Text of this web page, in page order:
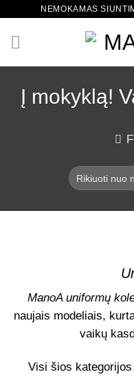
NEMOKAMAS
Į mokyklą!
ManoA uniformų
naujais modeliais,
vaikų
Visi šios